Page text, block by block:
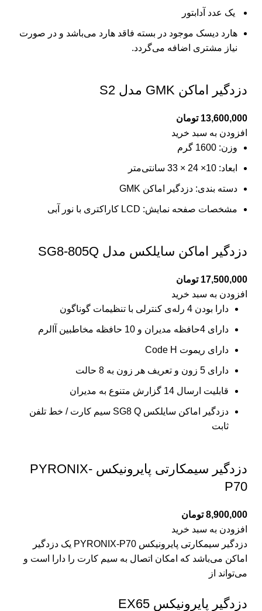
یک عدد آدابتور
هارد دیسک موجود در بسته فاقد هارد می‌باشد و در صورت
نیاز مشتری اضافه می‌گردد.
دزدگیر اماکن GMK مدل S2
13,600,000 تومان
افزودن به سبد خرید
وزن: 1600 گرم
ابعاد: 10× 24 × 33 سانتی‌متر
دسته بندی: دزدگیر اماکن GMK
مشخصات صفحه نمایش: LCD کاراکتری با نور آبی
دزدگیر اماکن سایلکس مدل SG8-805Q
17,500,000 تومان
افزودن به سبد خرید
دارا بودن 4 رله‌ی کنترلی با تنظیمات گوناگون
دارای 4حافظه مدیران و 10 حافظه مخاطبین آالرم
دارای ریموت Code H
دارای 5 زون و تعریف هر زون به 8 حالت
قابلیت ارسال 14 گزارش متنوع به مدیران
دزدگیر اماکن سایلکس SG8 Q سیم کارت / خط تلفن
ثابت
دزدگیر سیمکارتی پایرونیکس PYRONIX-
P70
8,900,000 تومان
افزودن به سبد خرید
دزدگیر سیمکارتی پایرونیکس PYRONIX-P70 یک دزدگیر
اماکن می‌باشد که امکان اتصال به سیم کارت را دارا است و
می‌تواند از
دزدگیر پایرونیکس EX65